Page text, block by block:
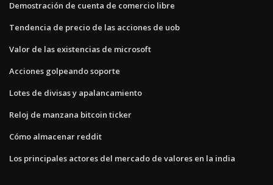
Demostración de cuenta de comercio libre
Tendencia de precio de las acciones de uob
Valor de las existencias de microsoft
Acciones golpeando soporte
Lotes de divisas y apalancamiento
Reloj de manzana bitcoin ticker
Cómo almacenar reddit
Los principales actores del mercado de valores en la india